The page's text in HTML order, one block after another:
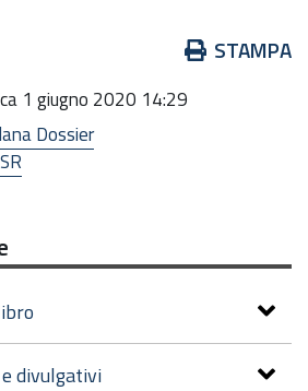
STAMPA
1 giugno 2020 14:29
Dossier
divulgativi